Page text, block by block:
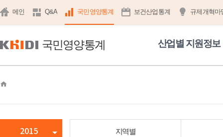
메인 Q&A 국민영양통계 보건산업통계 규제개혁마
국민영양통계 산업별 지원정보
home
2015 지역별